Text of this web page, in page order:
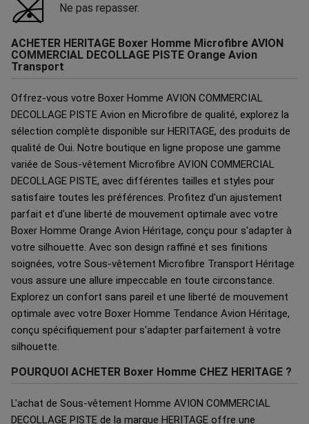
Ne pas repasser.
ACHETER HERITAGE Boxer Homme Microfibre AVION
COMMERCIAL DECOLLAGE PISTE Orange Avion
Transport
Offrez-vous votre Boxer Homme AVION COMMERCIAL
DECOLLAGE PISTE Avion en Microfibre de qualité, explorez la
sélection complète disponible sur HERITAGE, des produits de
qualité de Oui. Notre boutique en ligne propose une gamme
variée de Sous-vêtement Microfibre AVION COMMERCIAL
DECOLLAGE PISTE, avec différentes tailles et styles pour
satisfaire toutes les préférences. Profitez d'un ajustement
parfait et d'une liberté de mouvement optimale avec votre
Boxer Homme Orange Avion Héritage, conçu pour s'adapter à
votre silhouette. Avec son design raffiné et ses finitions
soignées, votre Sous-vêtement Microfibre Transport Héritage
vous assure une allure impeccable en toute circonstance.
Explorez un confort sans pareil et une liberté de mouvement
optimale avec votre Boxer Homme Tendance Avion Héritage,
conçu spécifiquement pour s'adapter parfaitement à votre
silhouette.
POURQUOI ACHETER Boxer Homme CHEZ HERITAGE ?
L'achat de Sous-vêtement Homme AVION COMMERCIAL
DECOLLAGE PISTE de la marque HERITAGE offre une